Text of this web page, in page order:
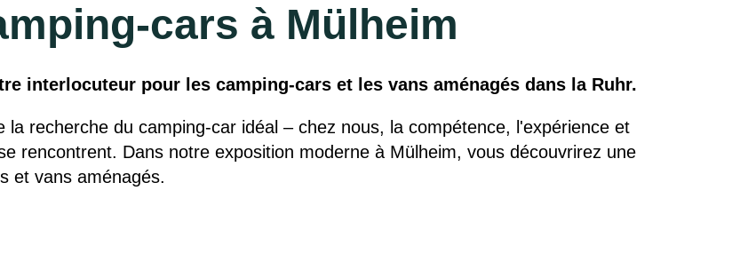
cars à Mülheim
interlocuteur pour les camping-cars et les vans aménagés dans la Ruhr.
la recherche du camping-car idéal – chez nous, la compétence, l'expérience et
rencontrent. Dans notre exposition moderne à Mülheim, vous découvrirez une
et vans aménagés.